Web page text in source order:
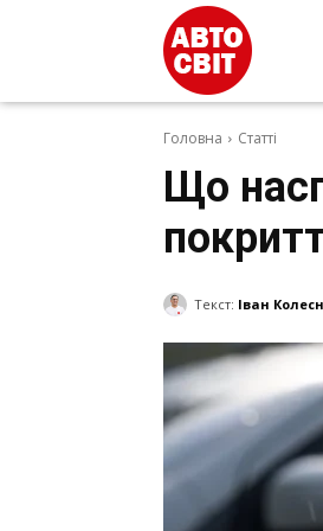
Головна Статті
Що
Текст: Іван